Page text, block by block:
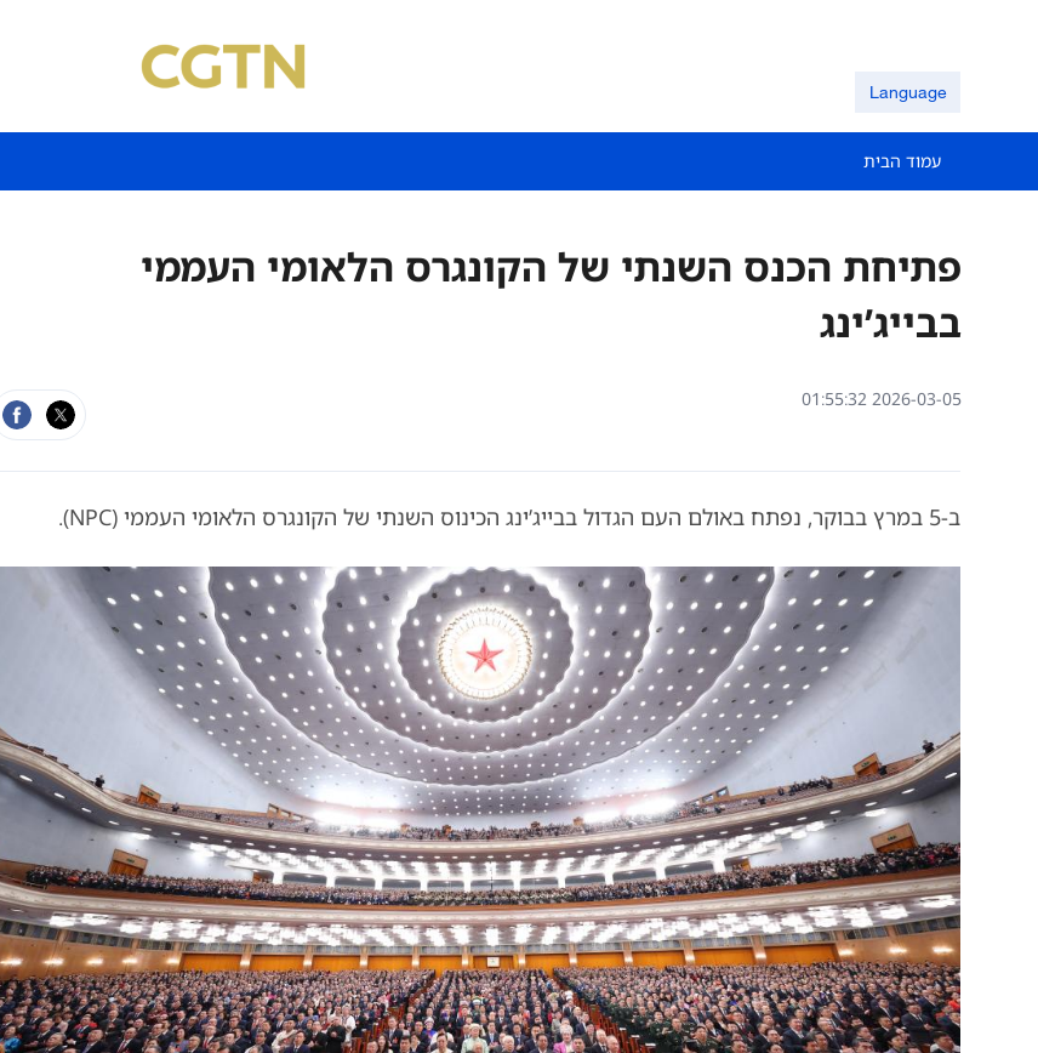
Language
עמוד הבית
פתיחת הכנס השנתי של הקונגרס הלאומי העממי
בבייג’ינג
01:55:32 2026-03-05
ב-5 במרץ בבוקר, נפתח באולם העם הגדול בבייג’ינג הכינוס השנתי של הקונגרס הלאומי העממי (NPC).